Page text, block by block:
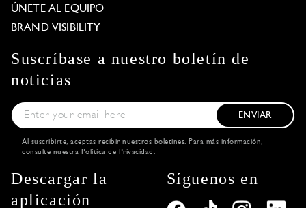
ÚNETE AL EQUIPO
BRAND VISIBILITY
Suscríbase a nuestro boletín de
noticias
ENVIAR
Al suscribirte, aceptas recibir nuestros boletines. Para más información,
consulte nuestra Política de Privacidad .
Descargar la
aplicación
Síguenos en